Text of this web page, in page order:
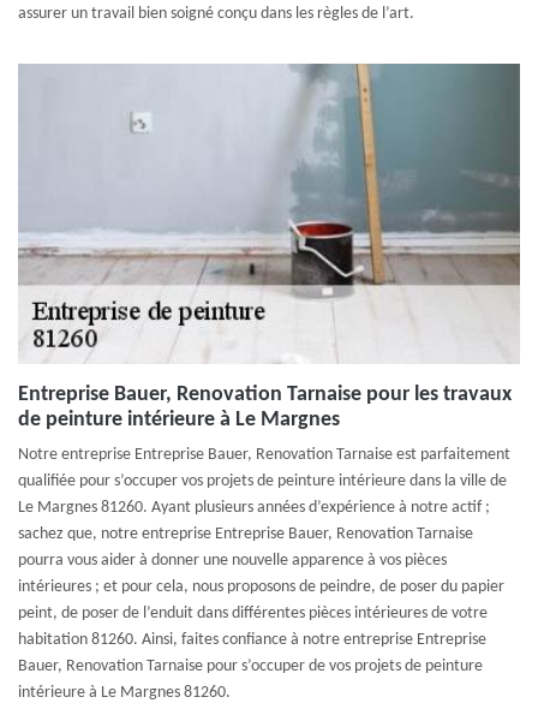
assurer un travail bien soigné conçu dans les règles de l’art.
Entreprise Bauer, Renovation Tarnaise pour les travaux
de peinture intérieure à Le Margnes
Notre entreprise Entreprise Bauer, Renovation Tarnaise est parfaitement
qualifiée pour s’occuper vos projets de peinture intérieure dans la ville de
Le Margnes 81260. Ayant plusieurs années d’expérience à notre actif ;
sachez que, notre entreprise Entreprise Bauer, Renovation Tarnaise
pourra vous aider à donner une nouvelle apparence à vos pièces
intérieures ; et pour cela, nous proposons de peindre, de poser du papier
peint, de poser de l’enduit dans différentes pièces intérieures de votre
habitation 81260. Ainsi, faites confiance à notre entreprise Entreprise
Bauer, Renovation Tarnaise pour s’occuper de vos projets de peinture
intérieure à Le Margnes 81260.